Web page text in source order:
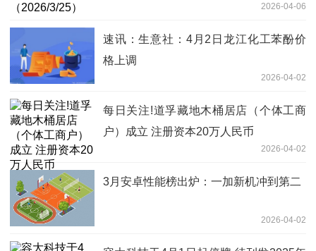
2026-04-06
速讯：生意社：4月2日龙江化工苯酚价
格上调
2026-04-02
每日关注!道孚藏地木桶居店（个体工商
户）成立 注册资本20万人民币
2026-04-02
3月安卓性能榜出炉：一加新机冲到第二
2026-04-02